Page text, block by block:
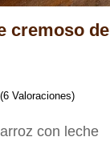
cremoso de
Valoraciones)
con leche